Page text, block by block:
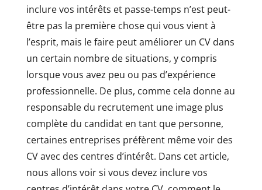
inclure vos intérêts et passe-temps n’est peut-
être pas la première chose qui vous vient à
l’esprit, mais le faire peut améliorer un CV dans
un certain nombre de situations, y compris
lorsque vous avez peu ou pas d’expérience
professionnelle. De plus, comme cela donne au
responsable du recrutement une image plus
complète du candidat en tant que personne,
certaines entreprises préfèrent même voir des
CV avec des centres d’intérêt. Dans cet article,
nous allons voir si vous devez inclure vos